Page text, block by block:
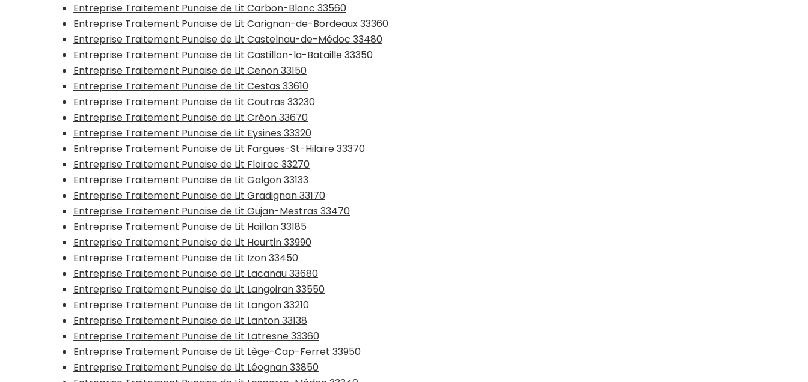
Entreprise Traitement Punaise de Lit Carbon-Blanc 33560
Entreprise Traitement Punaise de Lit Carignan-de-Bordeaux 33360
Entreprise Traitement Punaise de Lit Castelnau-de-Médoc 33480
Entreprise Traitement Punaise de Lit Castillon-la-Bataille 33350
Entreprise Traitement Punaise de Lit Cenon 33150
Entreprise Traitement Punaise de Lit Cestas 33610
Entreprise Traitement Punaise de Lit Coutras 33230
Entreprise Traitement Punaise de Lit Créon 33670
Entreprise Traitement Punaise de Lit Eysines 33320
Entreprise Traitement Punaise de Lit Fargues-St-Hilaire 33370
Entreprise Traitement Punaise de Lit Floirac 33270
Entreprise Traitement Punaise de Lit Galgon 33133
Entreprise Traitement Punaise de Lit Gradignan 33170
Entreprise Traitement Punaise de Lit Gujan-Mestras 33470
Entreprise Traitement Punaise de Lit Haillan 33185
Entreprise Traitement Punaise de Lit Hourtin 33990
Entreprise Traitement Punaise de Lit Izon 33450
Entreprise Traitement Punaise de Lit Lacanau 33680
Entreprise Traitement Punaise de Lit Langoiran 33550
Entreprise Traitement Punaise de Lit Langon 33210
Entreprise Traitement Punaise de Lit Lanton 33138
Entreprise Traitement Punaise de Lit Latresne 33360
Entreprise Traitement Punaise de Lit Lège-Cap-Ferret 33950
Entreprise Traitement Punaise de Lit Léognan 33850